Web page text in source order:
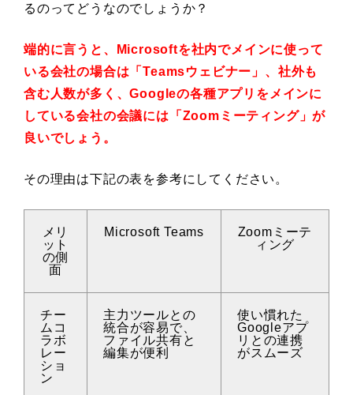
るのってどうなのでしょうか？
端的に言うと、Microsoftを社内でメインに使って
いる会社の場合は「Teamsウェビナー」、社外も
含む人数が多く、Googleの各種アプリをメインに
している会社の会議には「Zoomミーティング」が
良いでしょう。
その理由は下記の表を参考にしてください。
メリ
ット
の側
面
Microsoft Teams
Zoomミーテ
ィング
チー
ムコ
ラボ
レー
ショ
ン
主力ツールとの
統合が容易で、
ファイル共有と
編集が便利
使い慣れた
Googleアプ
リとの連携
がスムーズ